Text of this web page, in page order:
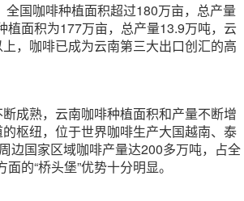
国咖啡种植面积超过180万亩，总产量
植面积为177万亩，总产量13.9万吨，云
，咖啡已成为云南第三大出口创汇的高
成熟，云南咖啡种植面积和产量不断增
枢纽，位于世界咖啡生产大国越南、泰
边国家区域咖啡产量达200多万吨，占全
的“桥头堡”优势十分明显。